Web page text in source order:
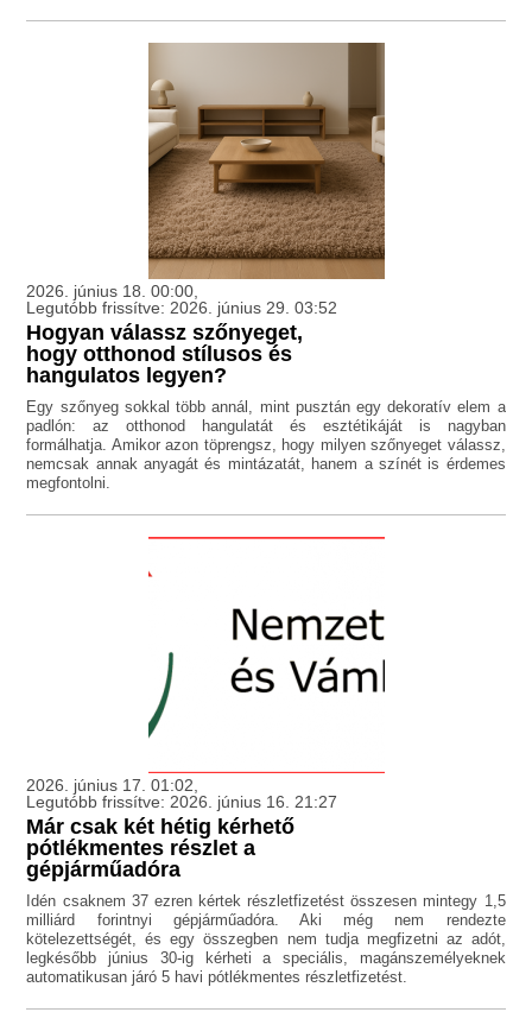
2026. június 18. 00:00,
Legutóbb frissítve: 2026. június 29. 03:52
Hogyan válassz szőnyeget,
hogy otthonod stílusos és
hangulatos legyen?
Egy szőnyeg sokkal több annál, mint pusztán egy dekoratív elem a
padlón: az otthonod hangulatát és esztétikáját is nagyban
formálhatja. Amikor azon töprengsz, hogy milyen szőnyeget válassz,
nemcsak annak anyagát és mintázatát, hanem a színét is érdemes
megfontolni.
2026. június 17. 01:02,
Legutóbb frissítve: 2026. június 16. 21:27
Már csak két hétig kérhető
pótlékmentes részlet a
gépjárműadóra
Idén csaknem 37 ezren kértek részletfizetést összesen mintegy 1,5
milliárd forintnyi gépjárműadóra. Aki még nem rendezte
kötelezettségét, és egy összegben nem tudja megfizetni az adót,
legkésőbb június 30-ig kérheti a speciális, magánszemélyeknek
automatikusan járó 5 havi pótlékmentes részletfizetést.